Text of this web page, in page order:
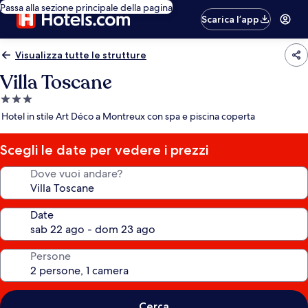
Passa alla sezione principale della pagina
Scarica l’app
Visualizza tutte le strutture
Villa Toscane
Struttura
a
stelle
Hotel in stile Art Déco a Montreux con spa e piscina coperta
Scegli le date per vedere i prezzi
Dove vuoi andare?
Date
Persone